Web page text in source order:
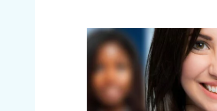
Lohnbuchhalter
gesucht!